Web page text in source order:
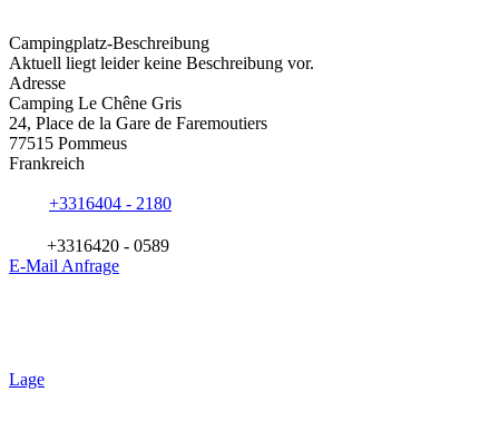
Campingplatz-Beschreibung
Aktuell liegt leider keine Beschreibung vor.
Adresse
Camping Le Chêne Gris
24, Place de la Gare de Faremoutiers
77515 Pommeus
Frankreich
+3316404 - 2180
+3316420 - 0589
E-Mail Anfrage
Lage